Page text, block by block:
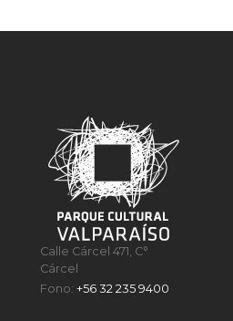
Calle Cárcel 471, C°
Cárcel
Fono:+56 32 235 9400